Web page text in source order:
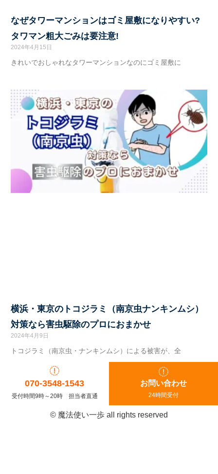
なぜタワーマンションはゴミ屋敷になりやすい?
タワマン粗大ごみは要注意!
2024年4月15日
きれいでおしゃれなタワーマンションなのにゴミ屋敷に
横浜・東京のトコジラミ（南京虫ナンキンムシ）
対策なら害虫駆除のプロにおまかせ
2024年4月9日
トコジラミ（南京虫・ナンキンムシ）による被害が、全
070-3548-1543
受付時間9時～20時 担当者直通
お問い合わせ
24時間受付
© 魔法使い一歩 all rights reserved